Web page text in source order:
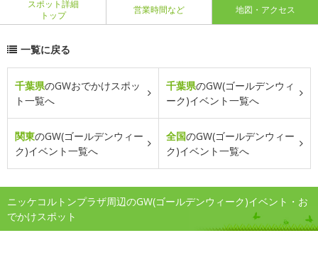
スポット詳細
トップ
営業時間など 地図・アクセス
一覧に戻る
千葉県のGWおでかけスポッ
ト一覧へ
千葉県のGW(ゴールデンウィ
ーク)イベント一覧へ
関東のGW(ゴールデンウィー
ク)イベント一覧へ
全国のGW(ゴールデンウィー
ク)イベント一覧へ
ニッケコルトンプラザ周辺のGW(ゴールデンウィーク)イベント・お
でかけスポット